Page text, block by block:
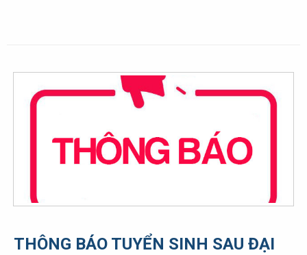
THÔNG BÁO TUYỂN SINH SAU ĐẠI